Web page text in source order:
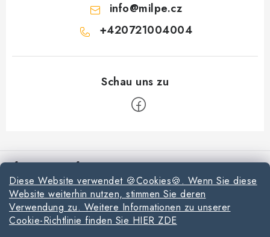
Diese Website verwendet 🍪Cookies🍪. Wenn Sie diese
Website weiterhin nutzen, stimmen Sie deren
Verwendung zu. Weitere Informationen zu unserer
Cookie-Richtlinie finden Sie HIER ZDE
info@milpe.cz
+420721004004
u
ß Informationen für Sie
Reklamationen und Rücksendungen
Richtlinien zur Verwendung von Cookies